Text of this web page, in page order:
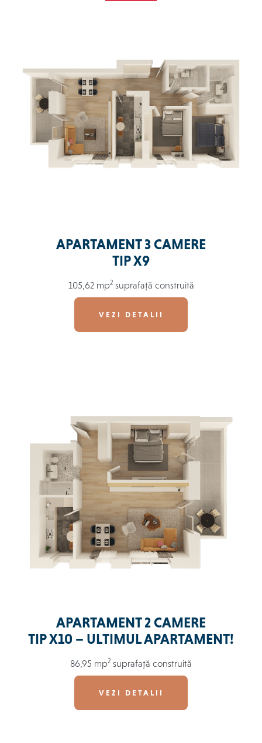
APARTAMENT 3 CAMERE
TIP X9
105,62 mp2 suprafață construită
VEZI DETALII
APARTAMENT 2 CAMERE
TIP X10 – ULTIMUL APARTAMENT!
86,95 mp2 suprafață construită
VEZI DETALII